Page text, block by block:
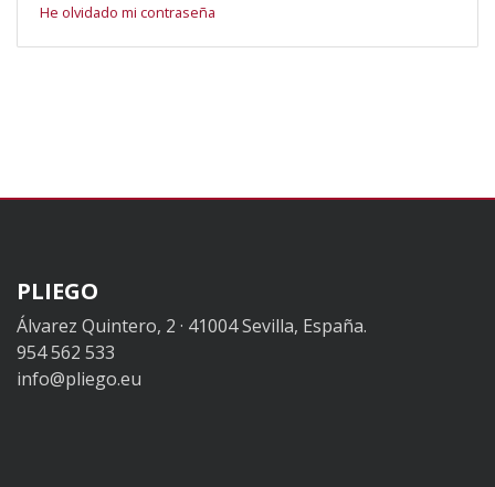
He olvidado mi contraseña
PLIEGO
Álvarez Quintero, 2 · 41004 Sevilla, España.
954 562 533
info@pliego.eu